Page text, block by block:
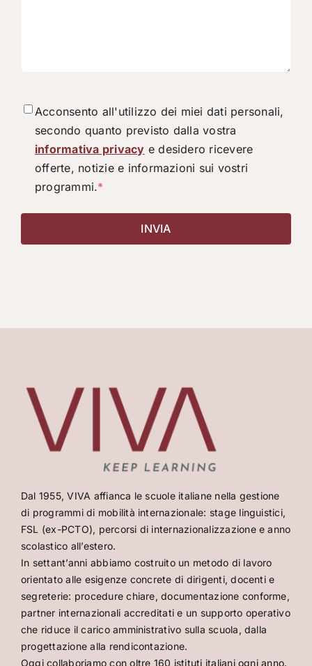
Consenso*
Acconsento all'utilizzo dei miei dati personali,
secondo quanto previsto dalla vostra
informativa privacy e desidero ricevere
offerte, notizie e informazioni sui vostri
programmi.*
Dal 1955, VIVA affianca le scuole italiane nella gestione
di programmi di mobilità internazionale: stage linguistici,
FSL (ex-PCTO), percorsi di internazionalizzazione e anno
scolastico all’estero.
In settant’anni abbiamo costruito un metodo di lavoro
orientato alle esigenze concrete di dirigenti, docenti e
segreterie: procedure chiare, documentazione conforme,
partner internazionali accreditati e un supporto operativo
che riduce il carico amministrativo sulla scuola, dalla
progettazione alla rendicontazione.
Oggi collaboriamo con oltre 160 istituti italiani ogni anno.